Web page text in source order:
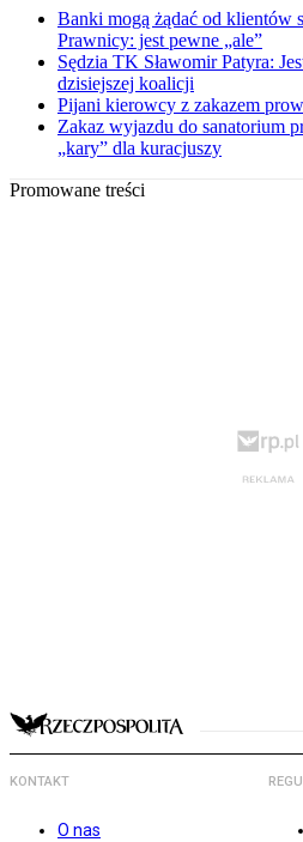
Banki mogą żądać od klientów
Prawnicy: jest pewne „ale”
Sędzia TK Sławomir Patyra:
dzisiejszej koalicji
Pijani kierowcy z zakazem
Zakaz wyjazdu do sanatorium
„kary” dla kuracjuszy
Promowane treści
KONTAKT
O nas